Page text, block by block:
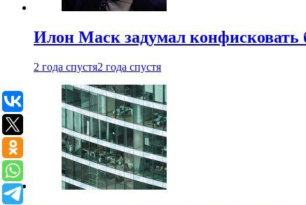
Илон Маск задумал
2 года спустя2 года спустя